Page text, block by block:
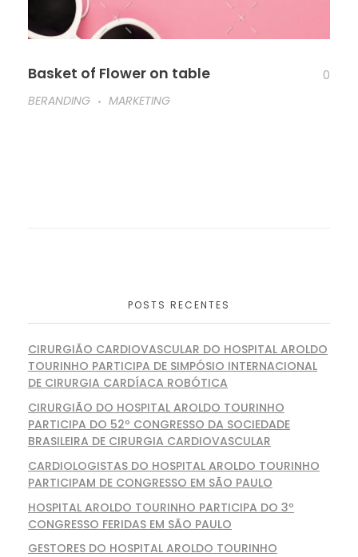
Basket of Flower on table
0
BERANDING
MARKETING
POSTS RECENTES
CIRURGIÃO CARDIOVASCULAR DO HOSPITAL AROLDO
TOURINHO PARTICIPA DE SIMPÓSIO INTERNACIONAL
DE CIRURGIA CARDÍACA ROBÓTICA
CIRURGIÃO DO HOSPITAL AROLDO TOURINHO
PARTICIPA DO 52º CONGRESSO DA SOCIEDADE
BRASILEIRA DE CIRURGIA CARDIOVASCULAR
CARDIOLOGISTAS DO HOSPITAL AROLDO TOURINHO
PARTICIPAM DE CONGRESSO EM SÃO PAULO
HOSPITAL AROLDO TOURINHO PARTICIPA DO 3º
CONGRESSO FERIDAS EM SÃO PAULO
GESTORES DO HOSPITAL AROLDO TOURINHO